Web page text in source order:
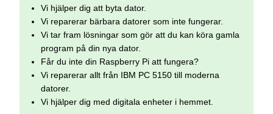
Vi hjälper dig att byta dator.
Vi reparerar bärbara datorer som inte fungerar.
Vi tar fram lösningar som gör att du kan köra gamla
program på din nya dator.
Får du inte din Raspberry Pi att fungera?
Vi reparerar allt från IBM PC 5150 till moderna
datorer.
Vi hjälper dig med digitala enheter i hemmet.